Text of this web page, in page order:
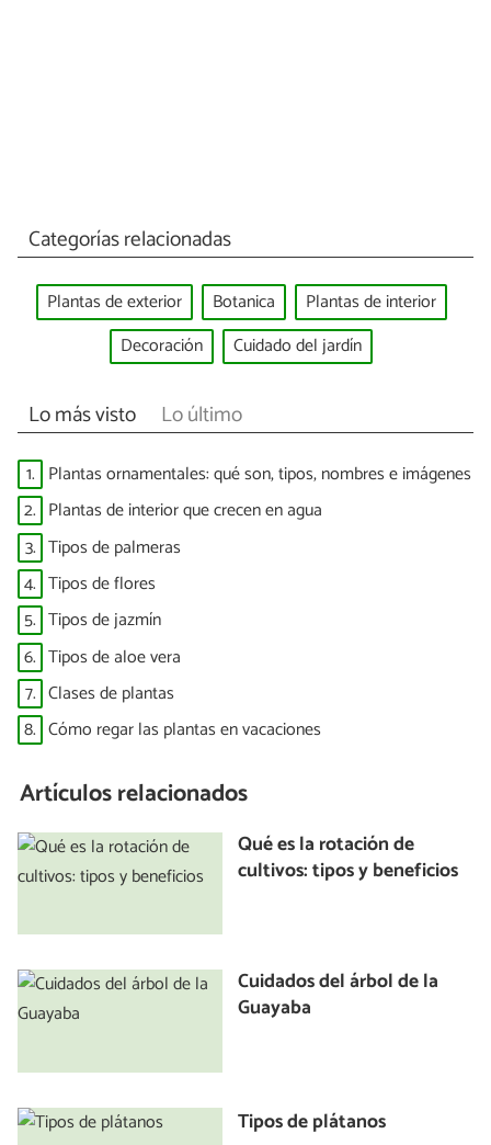
Categorías relacionadas
Plantas de exterior Botanica
Plantas de interior
Decoración
Cuidado del jardín
Lo más visto Lo último
1. Plantas ornamentales: qué son, tipos, nombres e imágenes
2. Plantas de interior que crecen en agua
3. Tipos de palmeras
4. Tipos de flores
5. Tipos de jazmín
6. Tipos de aloe vera
7. Clases de plantas
8. Cómo regar las plantas en vacaciones
Artículos relacionados
Qué es la rotación de
cultivos: tipos y beneficios
Cuidados del árbol de la
Guayaba
Tipos de plátanos